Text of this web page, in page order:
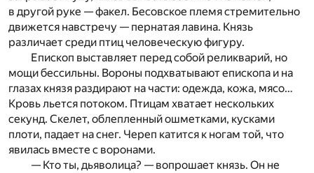
в другой руке — факел. Бесовское племя стремительно
движется навстречу — пернатая лавина. Князь
различает среди птиц человеческую фигуру.
Епископ выставляет перед собой реликварий, но
мощи бессильны. Вороны подхватывают епископа и на
глазах князя раздирают на части: одежда, кожа, мясо…
Кровь льется потоком. Птицам хватает нескольких
секунд. Скелет, облепленный ошметками, кусками
плоти, падает на снег. Череп катится к ногам той, что
явилась вместе с воронами.
— Кто ты, дьяволица? — вопрошает князь. Он не